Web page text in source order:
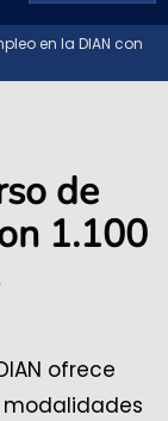
en la DIAN con
de
1.100
ofrece
modalidades